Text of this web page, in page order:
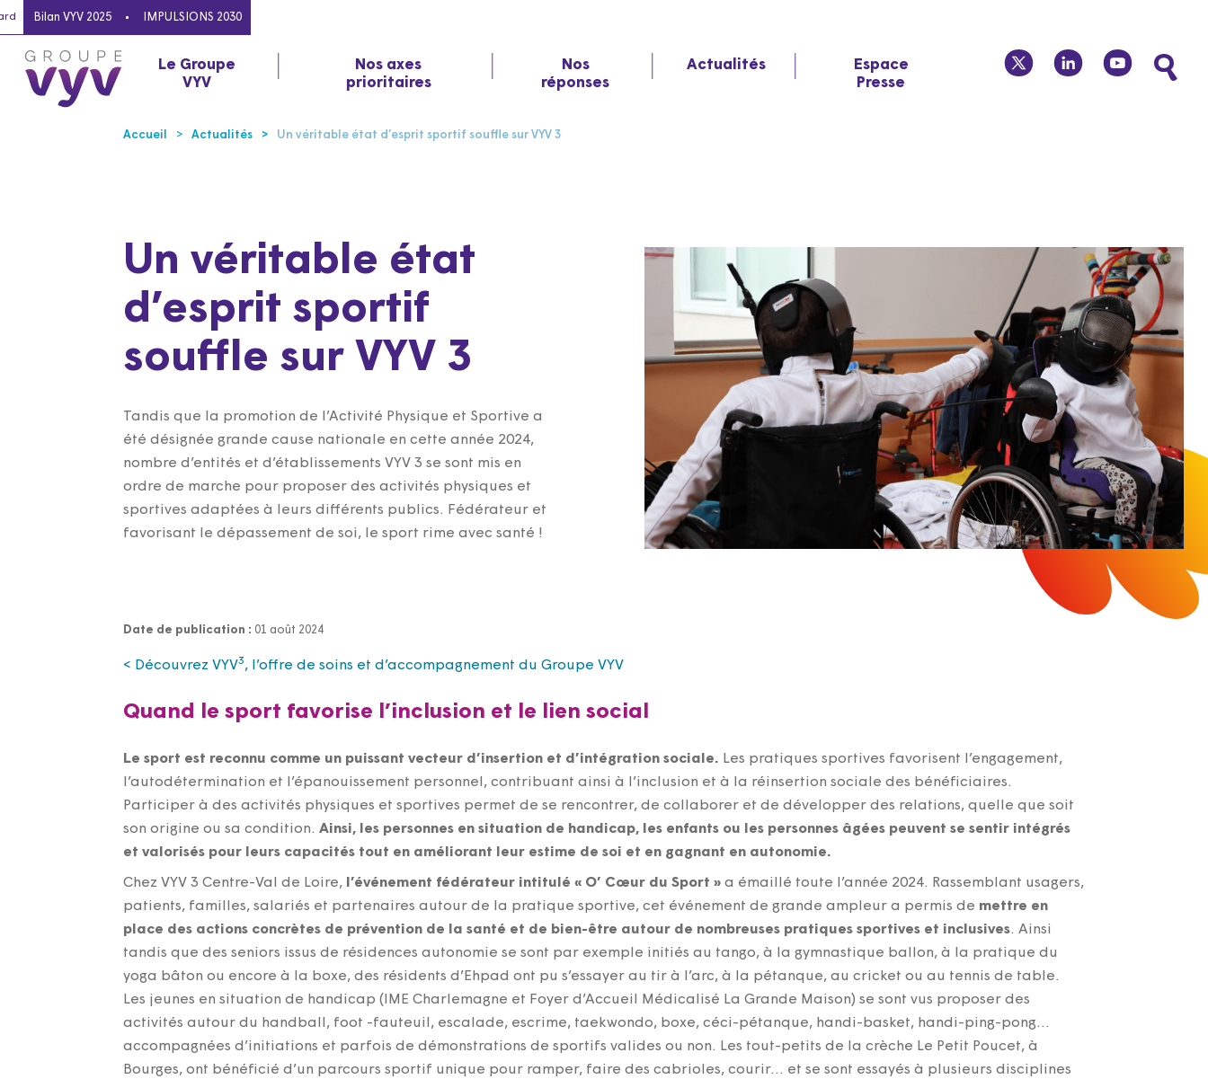
Bilan VYV 2025 IMPULSIONS 2030
Le Groupe
VYV
Nos axes
prioritaires
Nos
réponses
Actualités
Espace
Presse
twitter linkedin youtube
Accueil Actualités Un véritable état d’esprit sportif souffle sur VYV 3
Un véritable état
d’esprit sportif
souffle sur VYV 3
Tandis que la promotion de l’Activité Physique et Sportive a
été désignée grande cause nationale en cette année 2024,
nombre d’entités et d’établissements VYV 3 se sont mis en
ordre de marche pour proposer des activités physiques et
sportives adaptées à leurs différents publics. Fédérateur et
favorisant le dépassement de soi, le sport rime avec santé !
Date de publication : 01 août 2024
< Découvrez VYV3, l’offre de soins et d’accompagnement du Groupe VYV
Quand le sport favorise l’inclusion et le lien social
Le sport est reconnu comme un puissant vecteur d’insertion et d’intégration sociale. Les pratiques sportives favorisent l’engagement,
l’autodétermination et l’épanouissement personnel, contribuant ainsi à l’inclusion et à la réinsertion sociale des bénéficiaires.
Participer à des activités physiques et sportives permet de se rencontrer, de collaborer et de développer des relations, quelle que soit
son origine ou sa condition. Ainsi, les personnes en situation de handicap, les enfants ou les personnes âgées peuvent se sentir intégrés
et valorisés pour leurs capacités tout en améliorant leur estime de soi et en gagnant en autonomie.
Chez VYV 3 Centre-Val de Loire, l’événement fédérateur intitulé « O’ Cœur du Sport » a émaillé toute l’année 2024. Rassemblant usagers,
patients, familles, salariés et partenaires autour de la pratique sportive, cet événement de grande ampleur a permis de mettre en
place des actions concrètes de prévention de la santé et de bien-être autour de nombreuses pratiques sportives et inclusives. Ainsi
tandis que des seniors issus de résidences autonomie se sont par exemple initiés au tango, à la gymnastique ballon, à la pratique du
yoga bâton ou encore à la boxe, des résidents d’Ehpad ont pu s’essayer au tir à l’arc, à la pétanque, au cricket ou au tennis de table.
Les jeunes en situation de handicap (IME Charlemagne et Foyer d’Accueil Médicalisé La Grande Maison) se sont vus proposer des
activités autour du handball, foot -fauteuil, escalade, escrime, taekwondo, boxe, céci-pétanque, handi-basket, handi-ping-pong…
accompagnées d’initiations et parfois de démonstrations de sportifs valides ou non. Les tout-petits de la crèche Le Petit Poucet, à
Bourges, ont bénéficié d’un parcours sportif unique pour ramper, faire des cabrioles, courir… et se sont essayés à plusieurs disciplines